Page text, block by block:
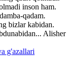
inson ham.
qadam.
bizlar kabidan.
Alisher